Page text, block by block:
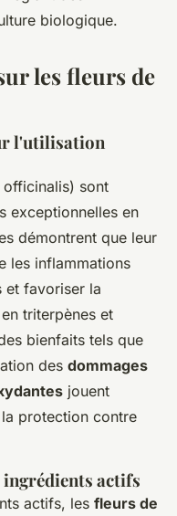
biologique.
les fleurs de
l'utilisation
officinalis) sont
exceptionnelles en
démontrent que leur
les inflammations
et favoriser la
triterpènes et
bienfaits tels que
des dommages
jouent
protection contre
actifs
actifs, les fleurs de